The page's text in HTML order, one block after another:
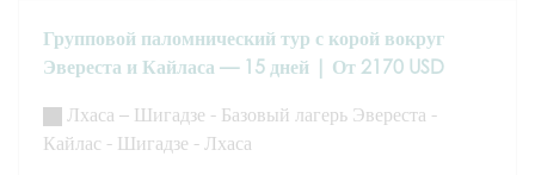
Групповой паломнический тур с корой вокруг
Эвереста и Кайласа — 15 дней | От 2170 USD
Лхаса – Шигадзе - Базовый лагерь Эвереста -
Кайлас - Шигадзе - Лхаса